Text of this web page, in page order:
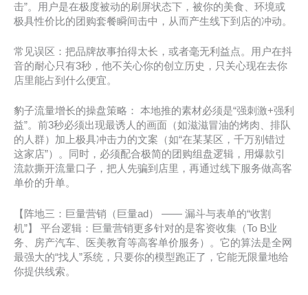
击”。用户是在极度被动的刷屏状态下，被你的美食、环境或
极具性价比的团购套餐瞬间击中，从而产生线下到店的冲动。
常见误区：把品牌故事拍得太长，或者毫无利益点。用户在抖
音的耐心只有3秒，他不关心你的创立历史，只关心现在去你
店里能占到什么便宜。
豹子流量增长的操盘策略： 本地推的素材必须是“强刺激+强利
益”。前3秒必须出现最诱人的画面（如滋滋冒油的烤肉、排队
的人群）加上极具冲击力的文案（如“在某某区，千万别错过
这家店”）。同时，必须配合极简的团购组盘逻辑，用爆款引
流款撕开流量口子，把人先骗到店里，再通过线下服务做高客
单价的升单。
【阵地三：巨量营销（巨量ad） —— 漏斗与表单的“收割
机”】 平台逻辑：巨量营销更多针对的是客资收集（To B业
务、房产汽车、医美教育等高客单价服务）。它的算法是全网
最强大的“找人”系统，只要你的模型跑正了，它能无限量地给
你提供线索。